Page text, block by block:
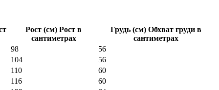
Рост (см) Рост в
сантиметрах
Грудь (см) Обхват груди в
сантиметрах
98
56
104
56
110
60
116
60